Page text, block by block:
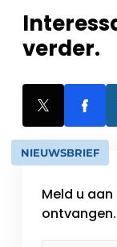
verder.
NIEUWSBRIEF
Meld u
ontvangen.